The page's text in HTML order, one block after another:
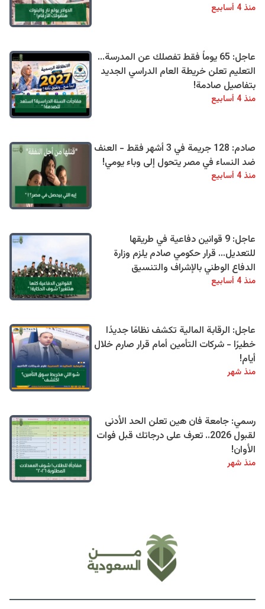
منذ 4 أسابيع
عاجل: 65 يوماً فقط تفصلك عن المدرسة...
التعليم تعلن خريطة العام الدراسي الجديد
بتفاصيل صادمة!
منذ 4 أسابيع
صادم: 128 جريمة في 3 أشهر فقط - العنف
ضد النساء في مصر يتحول إلى وباء يومي!
منذ 4 أسابيع
عاجل: 9 قوانين دفاعية في طريقها
للتعديل… قرار حكومي صادم يلزم وزارة
الدفاع الوطني بالإشراف والتنسيق
منذ 4 أسابيع
عاجل: الرقابة المالية تكشف نظامًا جديدًا
خطيرًا - شركات التأمين أمام قرار صارم خلال
أيام!
منذ شهر
رسمي: جامعة فان هين تعلن الحد الأدنى
لقبول 2026.. تعرف على درجاتك قبل فوات
الأوان!
منذ شهر